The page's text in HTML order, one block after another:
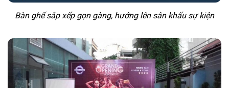
Bàn ghế sắp xếp gọn gàng, hướng lên sân khấu sự kiện